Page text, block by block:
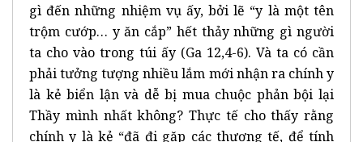
gì đến những nhiệm vụ ấy, bởi lẽ “y là một tên
trộm cướp… y ăn cắp” hết thảy những gì người
ta cho vào trong túi ấy (Ga 12,4-6). Và ta có cần
phải tưởng tượng nhiều lắm mới nhận ra chính y
là kẻ biển lận và dễ bị mua chuộc phản bội lại
Thầy mình nhất không? Thực tế cho thấy rằng
chính y là kẻ “đã đi gặp các thượng tế, để tính